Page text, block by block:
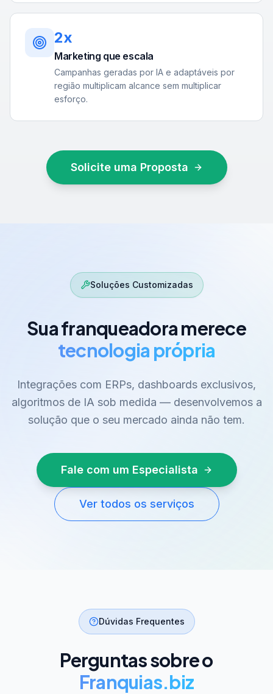
2x
Marketing que escala
Campanhas geradas por IA e adaptáveis por
região multiplicam alcance sem multiplicar
esforço.
Solicite uma Proposta
Soluções Customizadas
Sua franqueadora merece
tecnologia própria
Integrações com ERPs, dashboards exclusivos,
algoritmos de IA sob medida — desenvolvemos a
solução que o seu mercado ainda não tem.
Fale com um Especialista
Ver todos os serviços
Dúvidas Frequentes
Perguntas sobre o
Franquias.biz